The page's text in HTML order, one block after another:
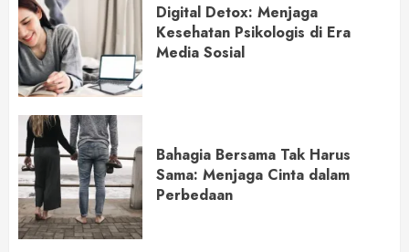
Digital Detox: Menjaga
Kesehatan Psikologis di Era
Media Sosial
Bahagia Bersama Tak Harus
Sama: Menjaga Cinta dalam
Perbedaan